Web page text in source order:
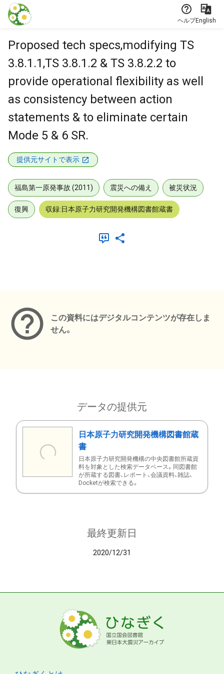
本文に飛ぶ
ヘルプEnglish
Proposed tech specs,modifying TS
3.8.1.1,TS 3.8.1.2 & TS 3.8.2.2 to
provide operational flexibility as well
as consistency between action
statements & to eliminate certain
Mode 5 & 6 SR.
提供元サイトで表示
福島第一原発事故 (2011) 震災への備え 被災状況
復興 収録:日本原子力研究開発機構図書館蔵書
この資料にはデジタルコンテンツが存在しま
せん。
データの提供元
日本原子力研究開発機構図書館蔵
書
日本原子力研究開発機構の中央図書館所蔵資
料を対象とした検索データベース。同図書館
が所蔵する図書、レポート、会議資料、雑誌、
Docketが検索できる。
最終更新日
2020/12/31